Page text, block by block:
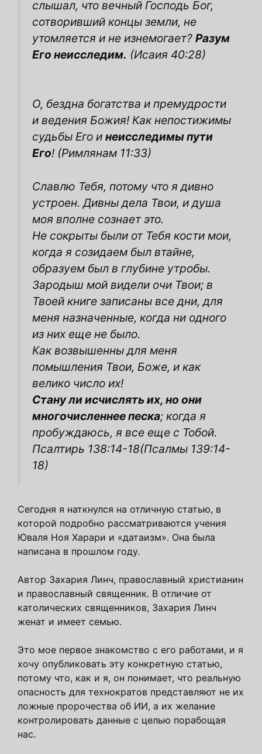
слышал, что вечный Господь Бог,
сотворивший концы земли, не
утомляется и не изнемогает? Разум
Его неисследим. (Исаия 40:28)
О, бездна богатства и премудрости
и ведения Божия! Как непостижимы
судьбы Его и неисследимы пути
Его! (Римлянам 11:33)
Славлю Тебя, потому что я дивно
устроен. Дивны дела Твои, и душа
моя вполне сознает это.
Не сокрыты были от Тебя кости мои,
когда я созидаем был втайне,
образуем был в глубине утробы.
Зародыш мой видели очи Твои; в
Твоей книге записаны все дни, для
меня назначенные, когда ни одного
из них еще не было.
Как возвышенны для меня
помышления Твои, Боже, и как
велико число их!
Стану ли исчислять их, но они
многочисленнее песка; когда я
пробуждаюсь, я все еще с Тобой.
Псалтирь 138:14-18(Псалмы 139:14-
18)
Сегодня я наткнулся на отличную статью, в
которой подробно рассматриваются учения
Юваля Ноя Харари и «датаизм». Она была
написана в прошлом году.
Автор Захария Линч, православный христианин
и православный священник. В отличие от
католических священников, Захария Линч
женат и имеет семью.
Это мое первое знакомство с его работами, и я
хочу опубликовать эту конкретную статью,
потому что, как и я, он понимает, что реальную
опасность для технократов представляют не их
ложные пророчества об ИИ, а их желание
контролировать данные с целью порабощая
нас.